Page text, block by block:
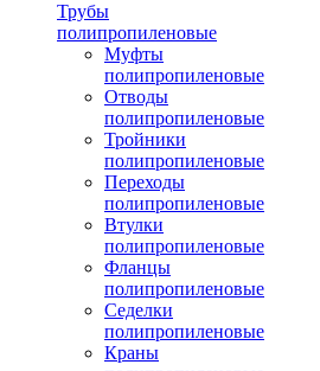
Трубы
полипропиленовые
Муфты
полипропиленовые
Отводы
полипропиленовые
Тройники
полипропиленовые
Переходы
полипропиленовые
Втулки
полипропиленовые
Фланцы
полипропиленовые
Седелки
полипропиленовые
Краны